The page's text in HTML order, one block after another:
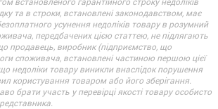
та в строки, встановлені законодавством, має
усунення недоліків товару в розумний
передбачених цією статтею, не підлягають
продавець, виробник (підприємство, що
споживача, встановлені частиною першою цієї
недоліки товару виникли внаслідок порушення
користування товаром або його зберігання.
брати участь у перевірці якості товару особисто